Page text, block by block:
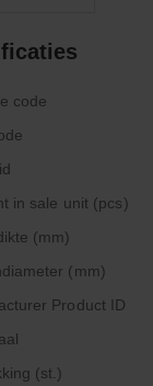
code
in sale unit (pcs)
(mm)
(mm)
Product ID
(st.)